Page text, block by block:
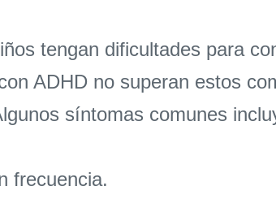
tengan dificultades para
ADHD no superan estos
síntomas comunes
frecuencia.